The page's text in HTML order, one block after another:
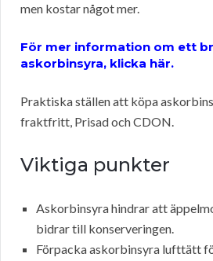
men kostar något mer.
För mer information om ett
askorbinsyra, klicka här.
Praktiska ställen att köpa
fraktfritt, Prisad och CDON.
Viktiga punkter
Askorbinsyra hindrar att
bidrar till konserveringen.
Förpacka askorbinsyra lufttätt